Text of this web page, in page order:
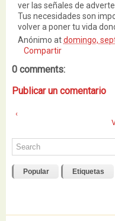
ver las señales de
Tus necesidades son
volver a poner tu vida
Anónimo atdomingo,
Compartir
0 comments:
Publicar un comentario
‹
Popular Etiquetas